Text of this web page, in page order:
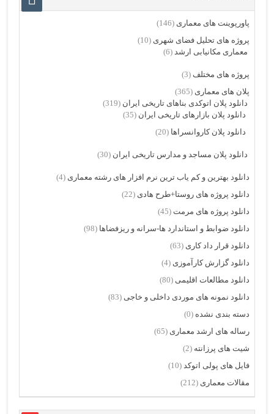
پاورپوینت های معماری (146)
پروژه های تحلیل فضای شهری (10)
معماری مکانیابی ارشد (6)
پروژه های مختلف (3)
پلان های معماری (365)
دانلود پلان اتوکدی بناهای تاریخی ایران (319)
دانلود پلان بازارهای تاریخی ایران (35)
دانلود پلان کاروانسراها (20)
دانلود پلان مساجد و مدارس تاریخی ایران (30)
دانلود بهترین و کم یاب ترین نرم افزار های رشته معماری (4)
دانلود پروژه های روستا+طرح هادی (22)
دانلود پروژه های مرمت (45)
دانلود ضوابط و استاندارد ها-سرانه و ریزفضاها (98)
دانلود قرار داد کاری (63)
دانلود گزارش کارآموزی (4)
دانلود مطالعات اقلیمی (80)
دانلود نمونه های موردی داخلی و خاجی (83)
دسته بندی نشده (0)
رساله های ارشد معماری (65)
شیت های پرزانته (2)
فایل های پولی اتوکد (10)
مقالات معماری (212)